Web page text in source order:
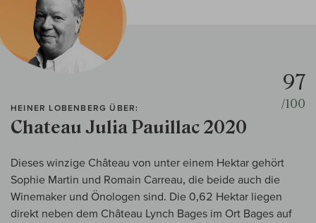
HEINER LOBENBERG ÜBER:
Chateau Julia Pauillac 2020
97
/100
Dieses winzige Château von unter einem Hektar gehört
Sophie Martin und Romain Carreau, die beide auch die
Winemaker und Önologen sind. Die 0,62 Hektar liegen
direkt neben dem Château Lynch Bages im Ort Bages auf